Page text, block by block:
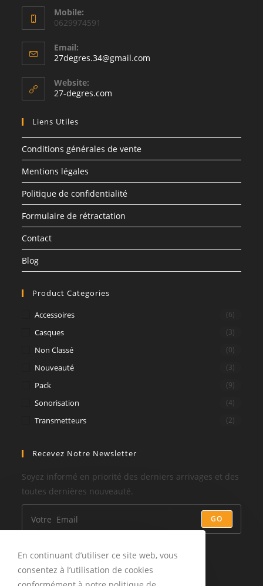
Mobile:
0629974591
Email:
27degres.34@gmail.com
Website:
27-degres.com
Liens Utiles
Conditions générales de vente
Mentions légales
Politique de confidentialité
Formulaire de rétractation
Contact
Blog
Product Categories
Accessoires (6)
Casques (3)
Non Classé (0)
Nouveauté (3)
Pack (9)
Sonorisation (4)
Transmetteurs (2)
Recevez Notre Newsletter
Soyez informé en priorité des derniers arrivages et des
toutes dernières nouveauté.
GO
En continuant d’utiliser ce site web, vous
consentez à l’utilisation de cookies